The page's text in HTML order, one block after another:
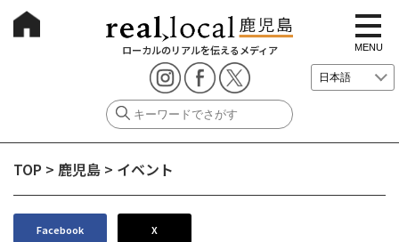
ローカルのリアルを伝えるメディア
t
o
g
g
e
i
i
MENU
TOP > 鹿児島 > イベント
Facebook X